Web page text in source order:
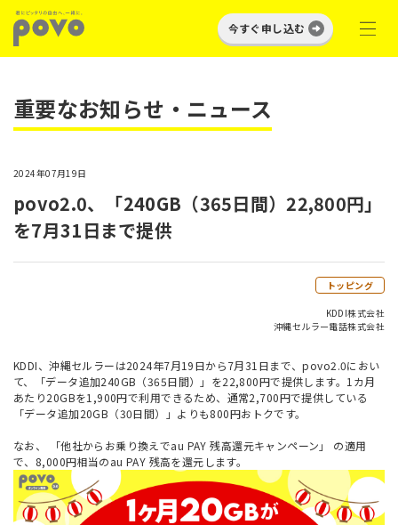
今すぐ申し込む
重要なお知らせ・ニュース
2024年07月19日
povo2.0、「240GB（365日間）22,800円」
を7月31日まで提供
トッピング
KDDI株式会社
沖縄セルラー電話株式会社
KDDI、沖縄セルラーは2024年7月19日から7月31日まで、povo2.0におい
て、「データ追加240GB（365日間）」を22,800円で提供します。1カ月
あたり20GBを1,900円で利用できるため、通常2,700円で提供している
「データ追加20GB（30日間）」よりも800円おトクです。
なお、 「他社からお乗り換えでau PAY 残高還元キャンペーン」
の適用
で、8,000円相当のau PAY 残高を還元します。